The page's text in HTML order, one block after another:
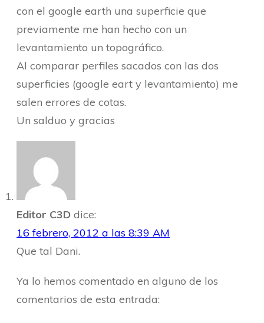
con el google earth una superficie que
previamente me han hecho con un
levantamiento un topográfico.
Al comparar perfiles sacados con las dos
superficies (google eart y levantamiento) me
salen errores de cotas.
Un salduo y gracias
Editor C3D dice:
16 febrero, 2012 a las 8:39 AM
Que tal Dani.
Ya lo hemos comentado en alguno de los
comentarios de esta entrada: